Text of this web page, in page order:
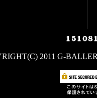
2011 G-